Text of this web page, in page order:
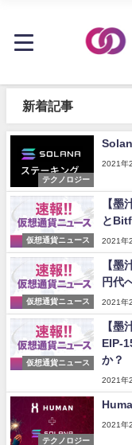
新着記事
テクノロジー
2021年
仮想通貨ニュース
【墨
と
2021年
仮想通貨ニュース
【墨
円代
2021年
仮想通貨ニュース
【墨
EIP-
か？
2021年
テクノロジー
2021年